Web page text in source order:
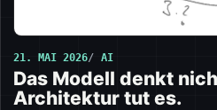
21. MAI 2026 AI
Das Modell denkt
Architektur tut es.